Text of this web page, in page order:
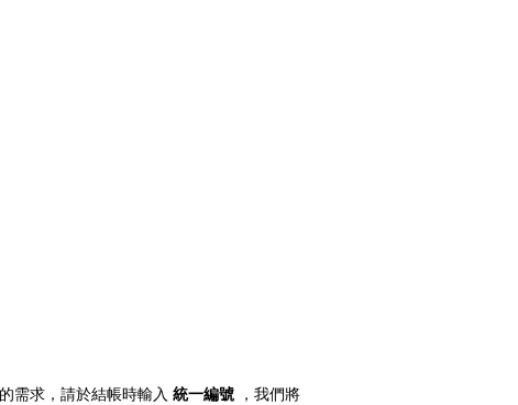
需求，請於結帳時輸入 統一編號 ，我們將